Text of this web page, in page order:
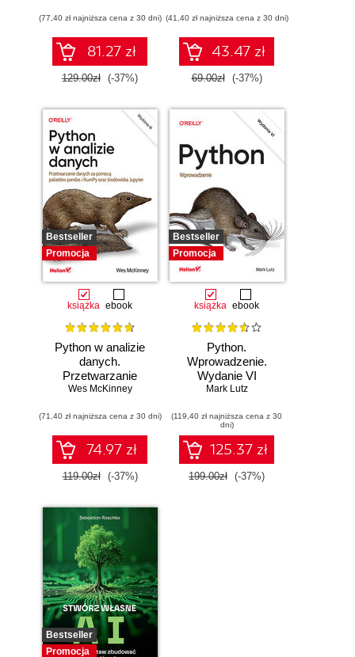
produktywność
(77,40 zł najniższa cena z 30 dni)
81.27 zł
129.00zł (-37%)
(41,40 zł najniższa cena z 30 dni)
43.47 zł
69.00zł (-37%)
Bestseller
Promocja
książka ebook
Python w analizie
danych.
Przetwarzanie
danych za pomocą
NumPy oraz
środowiska
Jupyter. Wydanie
III
Wes McKinney
(71,40 zł najniższa cena z 30 dni)
74.97 zł
119.00zł (-37%)
Bestseller
Promocja
książka ebook
Python.
Wprowadzenie.
Wydanie VI
Mark Lutz
(119,40 zł najniższa cena z 30
dni)
125.37 zł
199.00zł (-37%)
Bestseller
Promocja